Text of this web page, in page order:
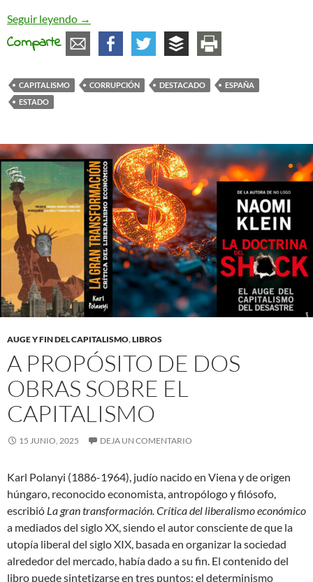
Seguir leyendo ¿Nuevos casos de corrupción? ¡Qué extraño!
→
Comparte
CAPITALISMO CORRUPCIÓN DESTACADO
ESPAÑA
ESTADO
AUGE Y FIN DEL CAPITALISMO,LIBROS
A PROPÓSITO DE DOS
OBRAS SOBRE EL
CAPITALISMO
15 JUNIO, 2025 DEJA UN COMENTARIO
Karl Polanyi (1886-1964), judío nacido en Viena y de origen
húngaro, reconocido economista, antropólogo y filósofo,
escribió La gran transformación. Crítica del liberalismo económico
a mediados del siglo XX, siendo el autor consciente de que la
utopía liberal del siglo XIX, basada en organizar la sociedad
alrededor del mercado, había dado a su fin. El contenido del
libro puede sintetizarse en tres puntos: el determinismo